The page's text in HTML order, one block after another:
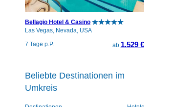
Bellagio Hotel & Casino
Las Vegas, Nevada, USA
7 Tage p.P.
ab 1.529 €
Beliebte Destinationen im
Umkreis